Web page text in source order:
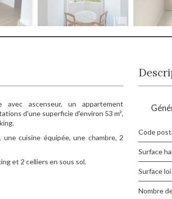
avec ascenseur, un appartement
d'une superficie d'environ 53 m²,
cuisine équipée, une chambre, 2
et 2 celliers en sous sol.
Code
Surface
Surface
Nombre